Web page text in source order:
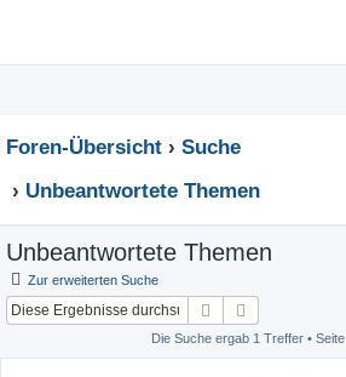
Foren-Übersicht
Suche
Unbeantwortete Themen
Unbeantwortete Themen
Zur erweiterten Suche
Suche
Die Suche ergab 1 Treffer • Seite